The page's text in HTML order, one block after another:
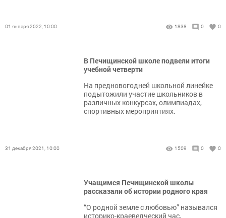
01 января 2022, 10:00 1838 0 0
В Печищинской школе подвели итоги
учебной четверти
На предновогодней школьной линейке
подытожили участие школьников в
различных конкурсах, олимпиадах,
спортивных мероприятиях.
31 декабря 2021, 10:00 1509 0 0
Учащимся Печищинской школы
рассказали об истории родного края
“О родной земле с любовью” назывался
историко-краеведческий час,